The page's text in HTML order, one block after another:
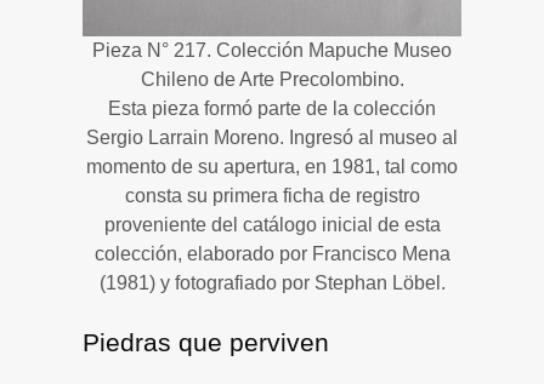
Pieza N° 217. Colección Mapuche Museo
Chileno de Arte Precolombino.
Esta pieza formó parte de la colección
Sergio Larrain Moreno. Ingresó al museo al
momento de su apertura, en 1981, tal como
consta su primera ficha de registro
proveniente del catálogo inicial de esta
colección, elaborado por Francisco Mena
(1981) y fotografiado por Stephan Löbel.
Piedras que perviven